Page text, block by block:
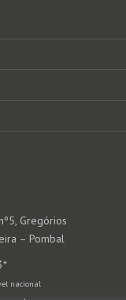
Gregórios
– Pombal
*
nacional